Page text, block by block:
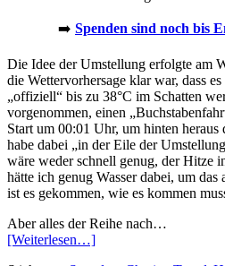
➡️ Spenden sind noch bis
Die Idee der Umstellung erfolgte am
die Wettervorhersage klar war, dass
„offiziell“ bis zu 38°C im Schatten
vorgenommen, einen
Start um 00:01 Uhr, um hinten
habe dabei „in der Eile der
wäre weder schnell genug, der Hitze
hätte ich genug Wasser dabei, um
ist es gekommen, wie es kommen
Aber alles der Reihe nach…
[Weiterlesen…]